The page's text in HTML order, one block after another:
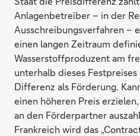
Anlagenbetreiber – in der
Ausschreibungsverfahren –
einen langen Zeitraum
Wasserstoffproduzent am
unterhalb dieses
Differenz als Förderung.
einen höheren Preis
an den Förderpartner
Frankreich wird das